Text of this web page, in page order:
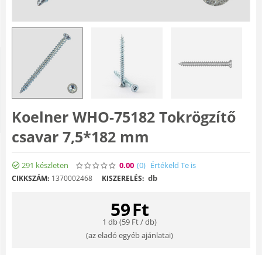
Koelner WHO-75182 Tokrögzítő
csavar 7,5*182 mm
291 készleten 0.00 (0) Értékeld Te is
CIKKSZÁM: 1370002468 KISZERELÉS: db
59Ft
1 db (59 Ft/ db)
(az eladó egyéb ajánlatai)